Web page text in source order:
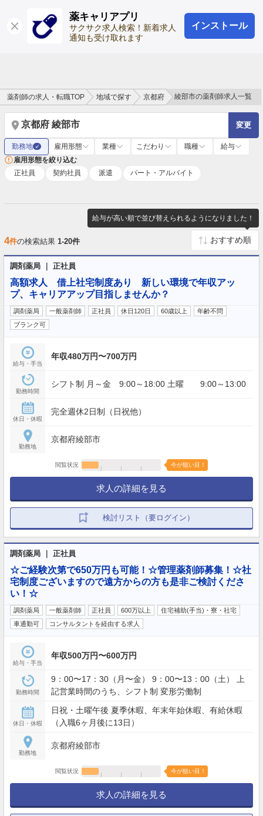
薬キャリアプリ
サクサク求人検索！新着求人
通知も受け取れます
インストール
ログイン 会員登録
薬剤師の求人・転職TOP 地域で探す 京都府 綾部市の薬剤師求人一覧
京都府 綾部市 変更
勤務地 ✓ 雇用形態 業種 こだわり 職種
給与
雇用形態を絞り込む
正社員
契約社員 派遣 パート・アルバイト
給与が高い順で並び替えられるようになりました！
4件の検索結果 1-20件
調剤薬局 ｜ 正社員
高額求人 借上社宅制度あり 新しい環境で年収アッ
プ、キャリアアップ目指しませんか？
調剤薬局 一般薬剤師 正社員 休日120日 60歳以上
年齢不問
ブランク可
給与・手当
年収480万円〜700万円
勤務時間
シフト制 月～金 9:00～18:00 土曜 9:00～13:00
休日・休暇
完全週休2日制（日祝他）
勤務地
京都府綾部市
閲覧状況 今が狙い目！
求人の詳細を見る
検討リスト（要ログイン）
調剤薬局 ｜ 正社員
☆ご経験次第で650万円も可能！☆管理薬剤師募集！☆社
宅制度ございますので遠方からの方も是非ご検討くださ
い！☆
調剤薬局 一般薬剤師 正社員 600万以上
住宅補助(手当)・寮・社宅
車通勤可
コンサルタントを経由する求人
給与・手当
年収500万円〜600万円
勤務時間
9：00〜17：30（月〜金） 9：00〜13：00（土） 上
記営業時間のうち、シフト制 変形労働制
休日・休暇
日祝・土曜午後 夏季休暇、年末年始休暇、有給休暇
（入職6ヶ月後に13日）
勤務地
京都府綾部市
閲覧状況 今が狙い目！
求人の詳細を見る